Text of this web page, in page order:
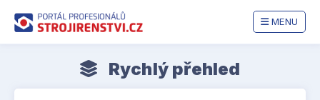
MENU
Rychlý přehled